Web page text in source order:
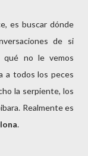
es buscar dónde
de si
qué no le vemos
a todos los peces
la serpiente, los
Realmente es
.